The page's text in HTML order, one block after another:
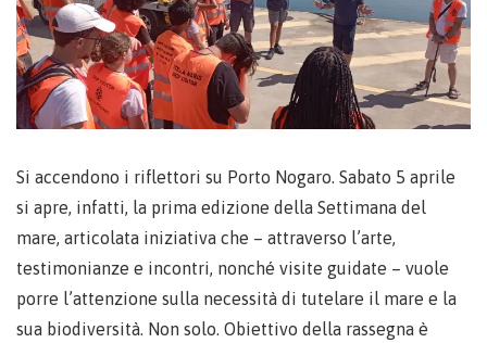
Si accendono i riflettori su Porto Nogaro. Sabato 5 aprile
si apre, infatti, la prima edizione della Settimana del
mare, articolata iniziativa che – attraverso l’arte,
testimonianze e incontri, nonché visite guidate – vuole
porre l’attenzione sulla necessità di tutelare il mare e la
sua biodiversità. Non solo. Obiettivo della rassegna è